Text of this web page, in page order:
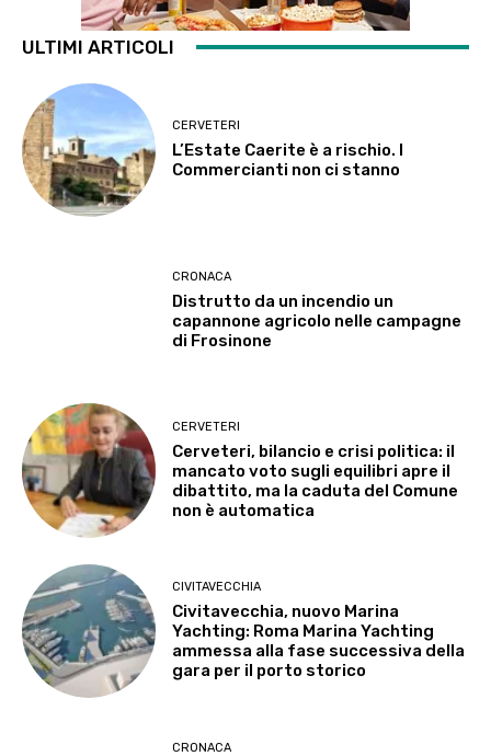
ULTIMI ARTICOLI
CERVETERI
L’Estate Caerite è a rischio. I
Commercianti non ci stanno
CRONACA
Distrutto da un incendio un
capannone agricolo nelle campagne
di Frosinone
CERVETERI
Cerveteri, bilancio e crisi politica: il
mancato voto sugli equilibri apre il
dibattito, ma la caduta del Comune
non è automatica
CIVITAVECCHIA
Civitavecchia, nuovo Marina
Yachting: Roma Marina Yachting
ammessa alla fase successiva della
gara per il porto storico
CRONACA